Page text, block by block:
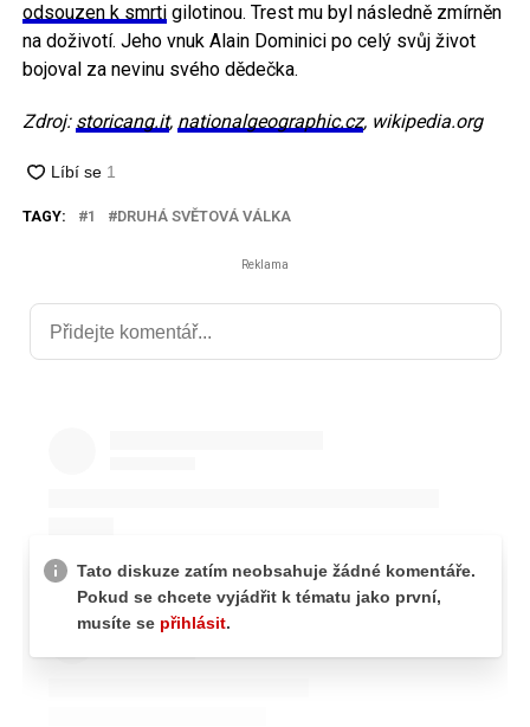
odsouzen k smrtigilotinou. Trest mu byl následně zmírněn
na doživotí. Jeho vnuk Alain Dominici po celý svůj život
bojoval za nevinu svého dědečka.
Zdroj: storicang.it, nationalgeographic.cz, wikipedia.org
TAGY: 1 DRUHÁ SVĚTOVÁ VÁLKA
Reklama